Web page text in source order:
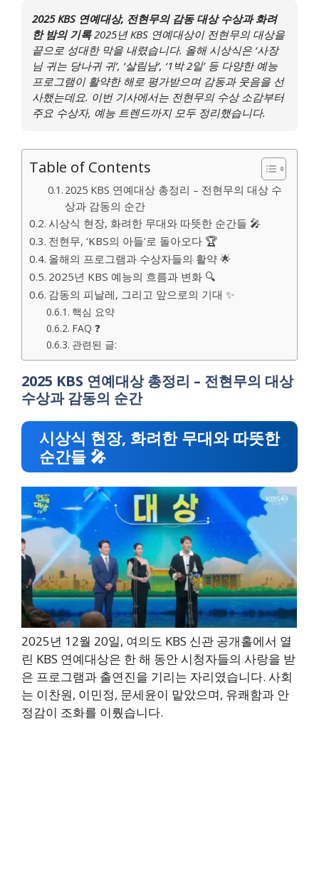
2025 KBS 연예대상, 전현무의 감동 대상 수상과 화려
한 밤의 기록2025년 KBS 연예대상이 전현무의 대상을
끝으로 성대한 막을 내렸습니다. 올해 시상식은 ‘사장
님 귀는 당나귀 귀’, ‘살림남’, ‘1박 2일’ 등 다양한 예능
프로그램이 활약한 해로 평가받으며 감동과 웃음을 선
사했는데요. 이번 기사에서는 전현무의 수상 소감부터
주요 수상자, 예능 트렌드까지 모두 정리했습니다.
Table of Contents
2025 KBS 연예대상 총정리 – 전현무의 대상 수
상과 감동의 순간
시상식 현장, 화려한 무대와 따뜻한 순간들 🎤
전현무, ‘KBS의 아들’로 돌아오다 🏆
올해의 프로그램과 수상자들의 활약 🌟
2025년 KBS 예능의 흐름과 변화 🔍
감동의 피날레, 그리고 앞으로의 기대 ✨
핵심 요약
FAQ ❓
관련된 글:
2025 KBS 연예대상 총정리 – 전현무의 대상
수상과 감동의 순간
시상식 현장, 화려한 무대와 따뜻한
순간들 🎤
2025년 12월 20일, 여의도 KBS 신관 공개홀에서 열
린 KBS 연예대상은 한 해 동안 시청자들의 사랑을 받
은 프로그램과 출연진을 기리는 자리였습니다. 사회
는 이찬원, 이민정, 문세윤이 맡았으며, 유쾌함과 안
정감이 조화를 이뤘습니다.